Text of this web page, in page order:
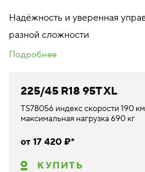
Надёжность и уверенная
разной сложности
Подробнее
225/45 R18 95T XL
TS78056 индекс скорости 190
максимальная нагрузка 690 кг
от 17 420 ₽*
КУПИТЬ